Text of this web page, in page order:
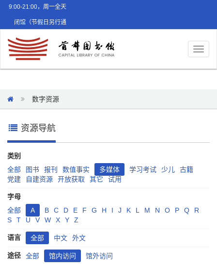
9:00-21:00，周一全天
闭馆（节假日另行通
数字资源
资源导航
类别
全部
图书 报刊 数值事实 多媒体 学习考试 少儿
古籍
党建
自建资源 开放获取 其它 试用
字母
全部
A B C D E F G H I J K L M N O P Q
R
S
T U V W X Y Z
语言 全部 中文 外文
途径 全部 馆内访问 馆外访问